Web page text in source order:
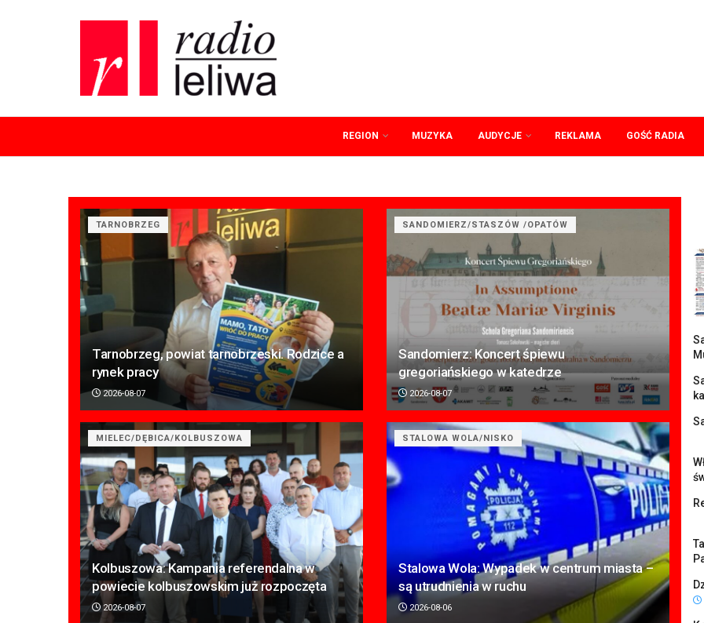
REGION MUZYKA AUDYCJE REKLAMA GOŚĆ RADIA
TARNOBRZEG
Tarnobrzeg, powiat tarnobrzeski. Rodzice a
rynek pracy
2026-08-07
SANDOMIERZ/STASZÓW /OPATÓW
Sandomierz: Koncert śpiewu
gregoriańskiego w katedrze
2026-08-07
MIELEC/DĘBICA/KOLBUSZOWA
Kolbuszowa: Kampania referendalna w
powiecie kolbuszowskim już rozpoczęta
2026-08-07
STALOWA WOLA/NISKO
Stalowa Wola: Wypadek w centrum miasta –
są utrudnienia w ruchu
2026-08-06